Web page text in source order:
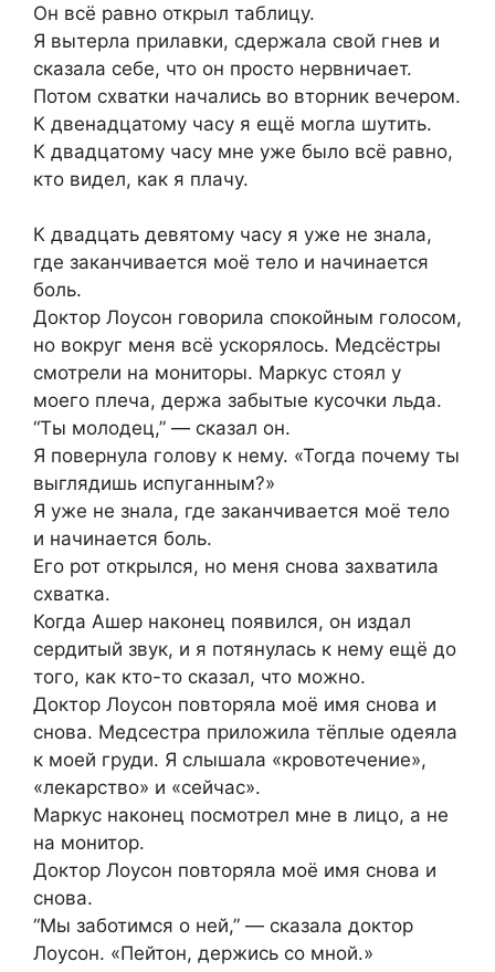
Он всё равно открыл таблицу.
Я вытерла прилавки, сдержала свой гнев и
сказала себе, что он просто нервничает.
Потом схватки начались во вторник вечером.
К двенадцатому часу я ещё могла шутить.
К двадцатому часу мне уже было всё равно,
кто видел, как я плачу.
К двадцать девятому часу я уже не знала,
где заканчивается моё тело и начинается
боль.
Доктор Лоусон говорила спокойным голосом,
но вокруг меня всё ускорялось. Медсёстры
смотрели на мониторы. Маркус стоял у
моего плеча, держа забытые кусочки льда.
“Ты молодец,” — сказал он.
Я повернула голову к нему. «Тогда почему ты
выглядишь испуганным?»
Я уже не знала, где заканчивается моё тело
и начинается боль.
Его рот открылся, но меня снова захватила
схватка.
Когда Ашер наконец появился, он издал
сердитый звук, и я потянулась к нему ещё до
того, как кто-то сказал, что можно.
Доктор Лоусон повторяла моё имя снова и
снова. Медсестра приложила тёплые одеяла
к моей груди. Я слышала «кровотечение»,
«лекарство» и «сейчас».
Маркус наконец посмотрел мне в лицо, а не
на монитор.
Доктор Лоусон повторяла моё имя снова и
снова.
“Мы заботимся о ней,” — сказала доктор
Лоусон. «Пейтон, держись со мной.»